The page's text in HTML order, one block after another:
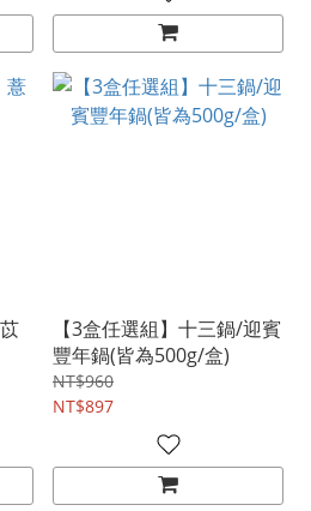
【3盒任選組】十三鍋/迎賓
豐年鍋(皆為500g/盒)
NT$960
NT$897